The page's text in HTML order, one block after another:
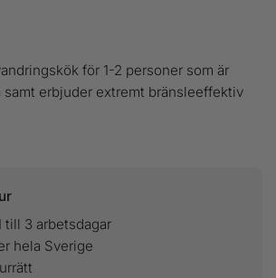
för 1-2 personer som är
samt erbjuder extremt bränsleeffektiv
till 3 arbetsdagar
hela Sverige